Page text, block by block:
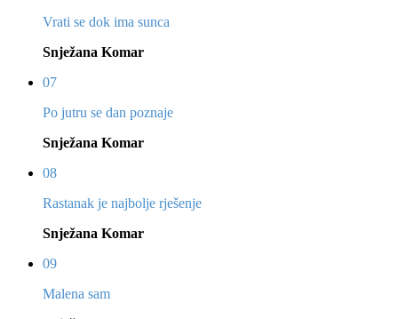
Vrati se dok ima sunca
Snježana Komar
07
Po jutru se dan poznaje
Snježana Komar
08
Rastanak je najbolje rješenje
Snježana Komar
09
Malena sam